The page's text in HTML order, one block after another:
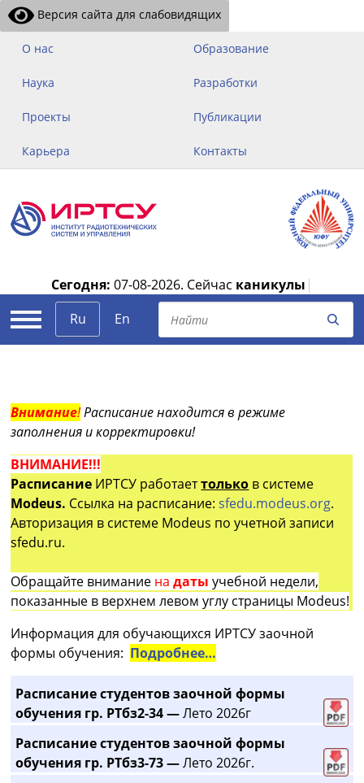
Версия сайта для слабовидящих
О нас Образование
Наука Разработки
Проекты Публикации
Карьера Контакты
Сегодня: 07-08-2026. Сейчас каникулы |
Ru
En
Внимание!Расписание находится в режиме
заполнения и корректировки!
ВНИМАНИЕ!!!
Расписание ИРТСУ работаеттолько в системе
Modeus. Ссылка на расписание:sfedu.modeus.org.
Авторизация в системе Modeus по учетной записи
sfedu.ru.
Обращайте внимание на датыучебной недели,
показанные в верхнем левом углу страницы Modeus!
Информация для обучающихся ИРТСУ заочной
формы обучения: Подробнее…
Расписание студентов заочной формы
обучения гр. РТбз2-34 —Лето 2026г
Расписание студентов заочной формы
обучения гр. РТбз3-73 —Лето 2026г.